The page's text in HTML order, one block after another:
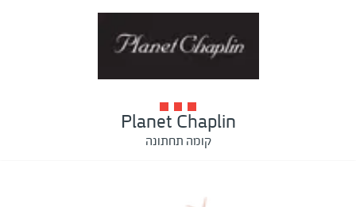
Planet Chaplin
קומה תחתונה